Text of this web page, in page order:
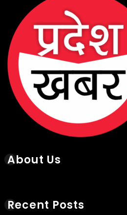
About Us
Recent Posts